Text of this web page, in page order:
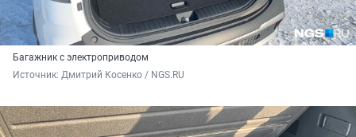
Багажник с электроприводом
Источник: Дмитрий Косенко / NGS.RU